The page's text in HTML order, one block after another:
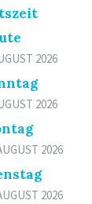
2026
2026
2026
2026